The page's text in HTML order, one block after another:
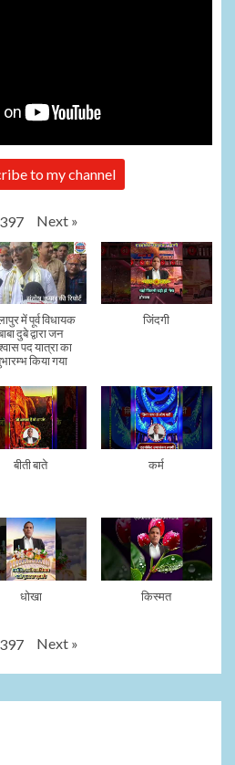
to my channel
397 Next »
में पूर्व विधायक
दुबे द्वारा जन
पद यात्रा का
किया गया
जिंदगी
बीती बाते कर्म
धोखा किस्मत
397 Next »